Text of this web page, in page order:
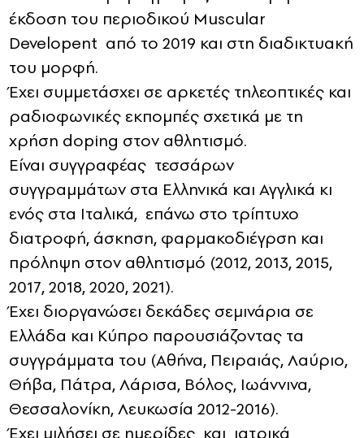
έκδοση του περιοδικού Μuscular
Developent από το 2019 και στη διαδικτυακή
του μορφή.
Έχει συμμετάσχει σε αρκετές τηλεοπτικές και
ραδιοφωνικές εκπομπές σχετικά με τη
χρήση doping στον αθλητισμό.
Είναι συγγραφέας τεσσάρων
συγγραμμάτων στα Ελληνικά και Αγγλικά κι
ενός στα Ιταλικά, επάνω στο τρίπτυχο
διατροφή, άσκηση, φαρμακοδιέγρση και
πρόληψη στον αθλητισμό (2012, 2013, 2015,
2017, 2018, 2020, 2021).
Έχει διοργανώσει δεκάδες σεμινάρια σε
Ελλάδα και Κύπρο παρουσιάζοντας τα
συγγράμματα του (Αθήνα, Πειραιάς, Λαύριο,
Θήβα, Πάτρα, Λάρισα, Βόλος, Ιωάννινα,
Θεσσαλονίκη, Λευκωσία 2012-2016).
Έχει μιλήσει σε ημερίδες και ιατρικά